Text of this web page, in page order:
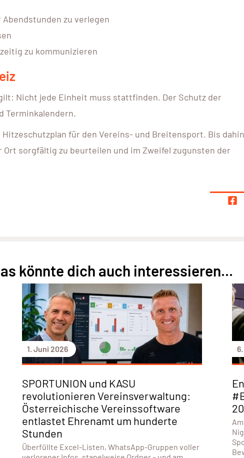
zu verlegen
zu kommunizieren
Nicht jede Einheit muss stattfinden. Der Schutz der
Terminkalendern.
für den Vereins- und Breitensport. Bis dahin
sorgfältig zu beurteilen und im Zweifel zugunsten der
könnte dich auch interessieren...
1. Juni 2026
SPORTUNION und KASU
revolutionieren Vereinsverwaltung:
Österreichische Vereinssoftware
entlastet Ehrenamt um hunderte
Stunden
Überfüllte Excel-Listen, WhatsApp-Gruppen voller